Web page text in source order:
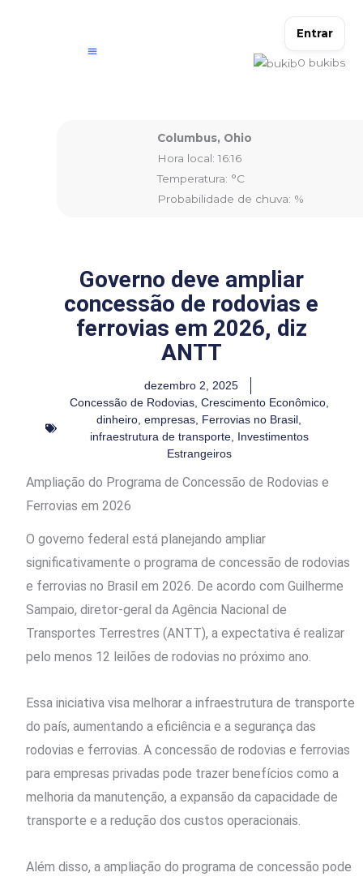
Entrar
0 bukibs
Columbus, Ohio
Hora local: 16:16
Temperatura: °C
Probabilidade de chuva: %
Governo deve ampliar
concessão de rodovias e
ferrovias em 2026, diz
ANTT
dezembro 2, 2025
Concessão de Rodovias, Crescimento Econômico,
dinheiro, empresas, Ferrovias no Brasil,
infraestrutura de transporte, Investimentos
Estrangeiros
Ampliação do Programa de Concessão de Rodovias e
Ferrovias em 2026
O governo federal está planejando ampliar
significativamente o programa de concessão de rodovias
e ferrovias no Brasil em 2026. De acordo com Guilherme
Sampaio, diretor-geral da Agência Nacional de
Transportes Terrestres (ANTT), a expectativa é realizar
pelo menos 12 leilões de rodovias no próximo ano.
Essa iniciativa visa melhorar a infraestrutura de transporte
do país, aumentando a eficiência e a segurança das
rodovias e ferrovias. A concessão de rodovias e ferrovias
para empresas privadas pode trazer benefícios como a
melhoria da manutenção, a expansão da capacidade de
transporte e a redução dos custos operacionais.
Além disso, a ampliação do programa de concessão pode